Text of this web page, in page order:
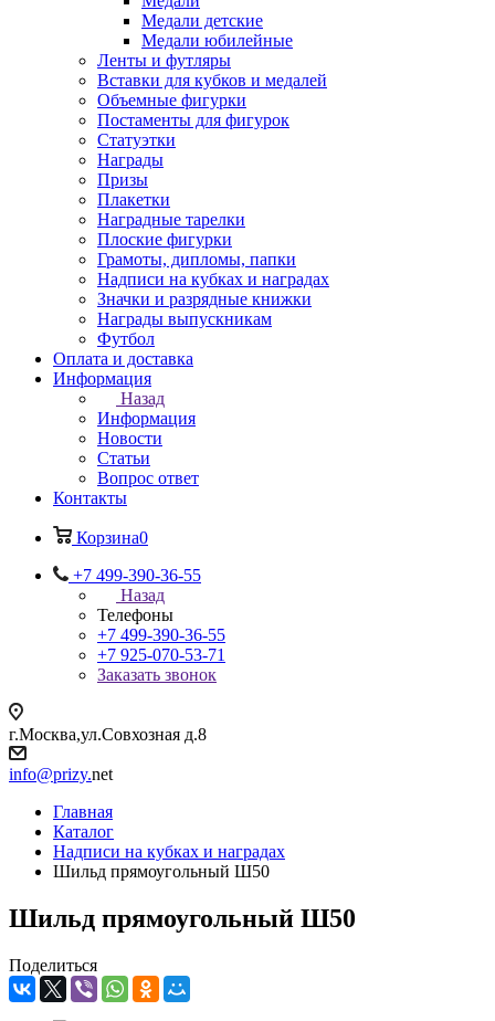
Медали детские
Медали юбилейные
Ленты и футляры
Вставки для кубков и медалей
Объемные фигурки
Постаменты для фигурок
Статуэтки
Награды
Призы
Плакетки
Наградные тарелки
Плоские фигурки
Грамоты, дипломы, папки
Надписи на кубках и наградах
Значки и разрядные книжки
Награды выпускникам
Футбол
Оплата и доставка
Информация
Назад
Информация
Новости
Статьи
Вопрос ответ
Контакты
Корзина0
+7 499-390-36-55
Назад
Телефоны
+7 499-390-36-55
+7 925-070-53-71
Заказать звонок
г.Москва,ул.Совхозная д.8
info@prizy.net
Главная
Каталог
Надписи на кубках и наградах
Шильд прямоугольный Ш50
Шильд прямоугольный Ш50
Поделиться